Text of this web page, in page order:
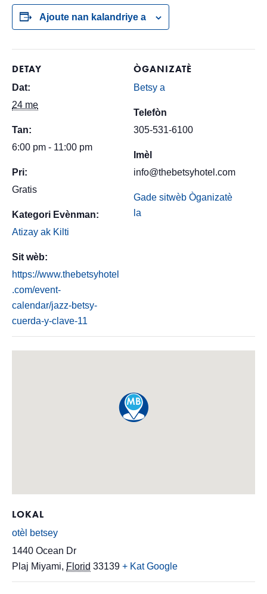
Ajoute nan kalandriye a
DETAY
Dat:
24 me
Tan:
6:00 pm - 11:00 pm
Pri:
Gratis
Kategori Evènman:
Atizay ak Kilti
Sit wèb:
https://www.thebetsyhotel
.com/event-
calendar/jazz-betsy-
cuerda-y-clave-11
ÒGANIZATÈ
Betsy a
Telefòn
305-531-6100
Imèl
info@thebetsyhotel.com
Gade sitwèb Òganizatè
la
LOKAL
otèl betsey
1440 Ocean Dr
Plaj Miyami, Florid 33139 + Kat Google